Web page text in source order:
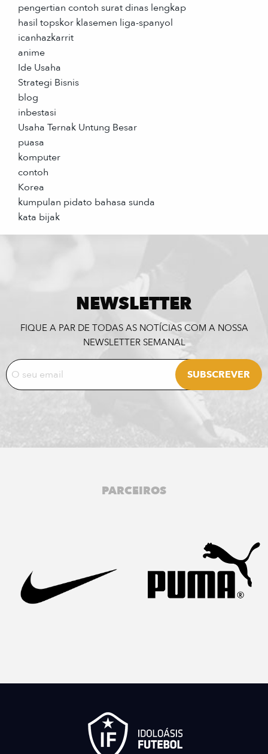
pengertian contoh surat dinas lengkap
hasil topskor klasemen liga-spanyol
icanhazkarrit
anime
Ide Usaha
Strategi Bisnis
blog
inbestasi
Usaha Ternak Untung Besar
puasa
komputer
contoh
Korea
kumpulan pidato bahasa sunda
kata bijak
NEWSLETTER
FIQUE A PAR DE TODAS AS NOTÍCIAS COM A NOSSA
NEWSLETTER SEMANAL
PARCEIROS